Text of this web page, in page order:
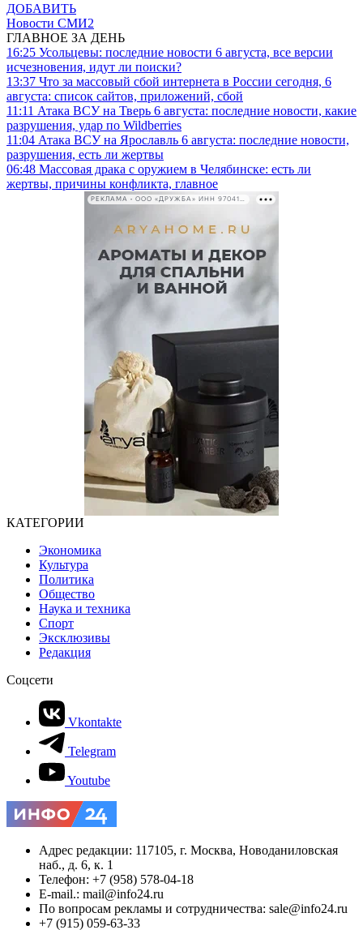
ДОБАВИТЬ
Новости СМИ2
ГЛАВНОЕ ЗА ДЕНЬ
16:25 Усольцевы: последние новости 6 августа, все версии
исчезновения, идут ли поиски?
13:37 Что за массовый сбой интернета в России сегодня, 6
августа: список сайтов, приложений, сбой
11:11 Атака ВСУ на Тверь 6 августа: последние новости, какие
разрушения, удар по Wildberries
11:04 Атака ВСУ на Ярославль 6 августа: последние новости,
разрушения, есть ли жертвы
06:48 Массовая драка с оружием в Челябинске: есть ли
жертвы, причины конфликта, главное
РЕКЛАМА • ООО «ДРУЖБА» ИНН 9704146411
КАТЕГОРИИ
Экономика
Культура
Политика
Общество
Наука и техника
Спорт
Эксклюзивы
Редакция
Соцсети
Vkontakte
Telegram
Youtube
Адрес редакции: 117105, г. Москва, Новоданиловская
наб., д. 6, к. 1
Телефон: +7 (958) 578-04-18
E-mail.: mail@info24.ru
По вопросам рекламы и сотрудничества: sale@info24.ru
+7 (915) 059-63-33